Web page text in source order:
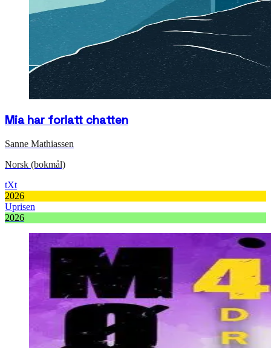
Mia har forlatt chatten
Sanne Mathiassen
Norsk (bokmål)
tXt
2026
Uprisen
2026